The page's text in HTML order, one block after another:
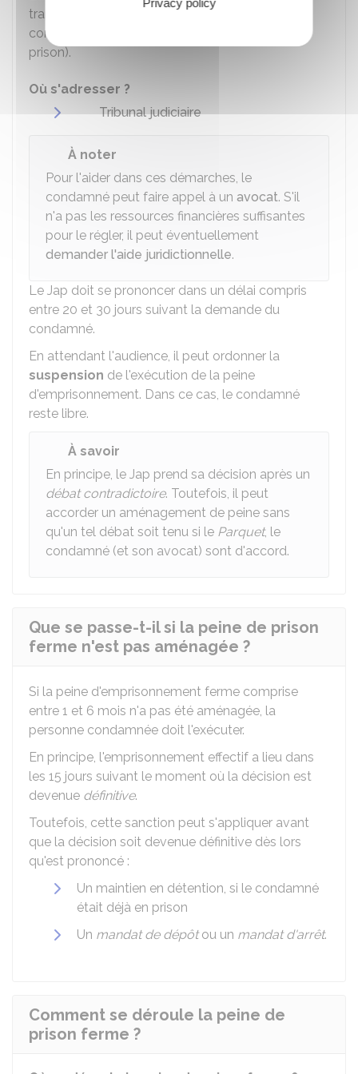
transmise au Jap du lieu de résidence du
condamné (ou du lieu d'incarcération s'il est en
prison).
Où s'adresser ?
Tribunal judiciaire
À noter
Pour l'aider dans ces démarches, le
condamné peut faire appel à un avocat. S'il
n'a pas les ressources financières suffisantes
pour le régler, il peut éventuellement
demander l'aide juridictionnelle.
Le Jap doit se prononcer dans un délai compris
entre 20 et 30 jours suivant la demande du
condamné.
En attendant l'audience, il peut ordonner la
suspension de l'exécution de la peine
d'emprisonnement. Dans ce cas, le condamné
reste libre.
À savoir
En principe, le Jap prend sa décision après un
débat contradictoire. Toutefois, il peut
accorder un aménagement de peine sans
qu'un tel débat soit tenu si le Parquet, le
condamné (et son avocat) sont d'accord.
Que se passe-t-il si la peine de prison
ferme n'est pas aménagée ?
Si la peine d'emprisonnement ferme comprise
entre 1 et 6 mois n'a pas été aménagée, la
personne condamnée doit l'exécuter.
En principe, l'emprisonnement effectif a lieu dans
les 15 jours suivant le moment où la décision est
devenue définitive.
Toutefois, cette sanction peut s'appliquer avant
que la décision soit devenue définitive dès lors
qu'est prononcé :
Un maintien en détention, si le condamné
était déjà en prison
Un mandat de dépôtou un mandat d'arrêt.
Comment se déroule la peine de
prison ferme ?
Privacy policy